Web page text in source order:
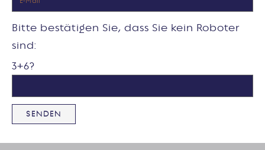
Bitte bestätigen Sie, dass Sie kein Roboter
sind:
3+6?